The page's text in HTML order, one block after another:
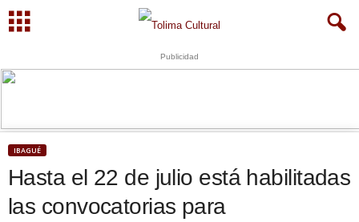
Publicidad
WhatsApp
+573249605958
IBAGUÉ
Hasta el 22 de julio está habilitadas
las convocatorias para